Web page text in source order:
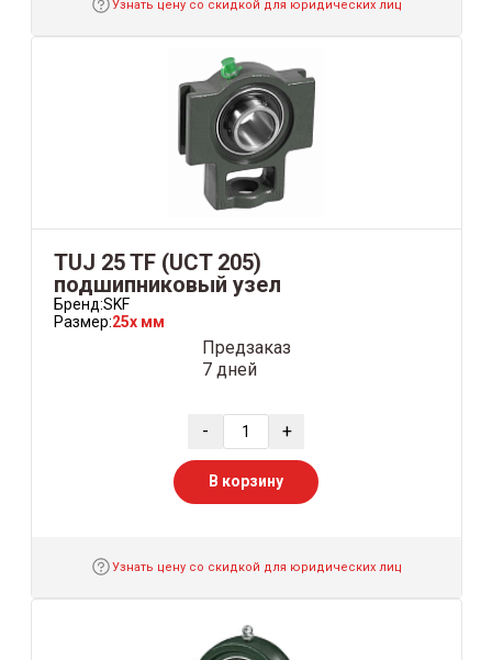
Узнать цену со скидкой для юридических лиц
TUJ 25 TF (UCT 205)
подшипниковый узел
Бренд:SKF
Размер:25x мм
Предзаказ
7 дней
- +
В корзину
Узнать цену со скидкой для юридических лиц